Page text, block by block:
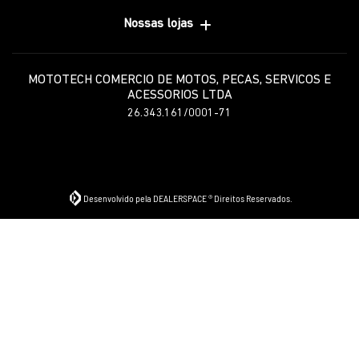
Nossas lojas
MOTOTECH COMERCIO DE MOTOS, PECAS, SERVICOS E
ACESSORIOS LTDA
26.343.161/0001-71
Desenvolvido pela DEALERSPACE ® Direitos Reservados.